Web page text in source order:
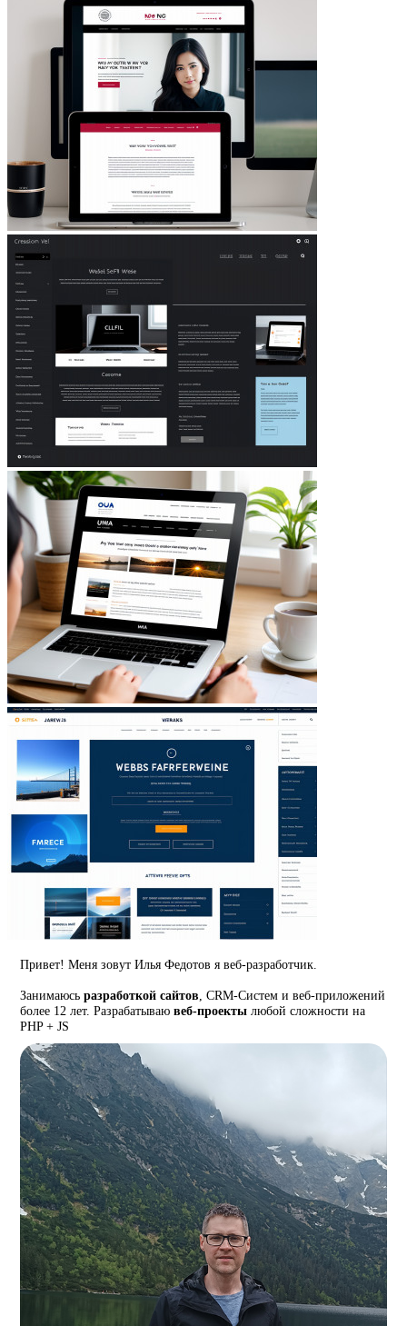
Привет! Меня зовут Илья Федотов я веб-разработчик.
Занимаюсьразработкой сайтов , CRM-Систем и веб-приложений
более 12 лет. Разрабатываювеб-проекты любой сложности на
PHP + JS